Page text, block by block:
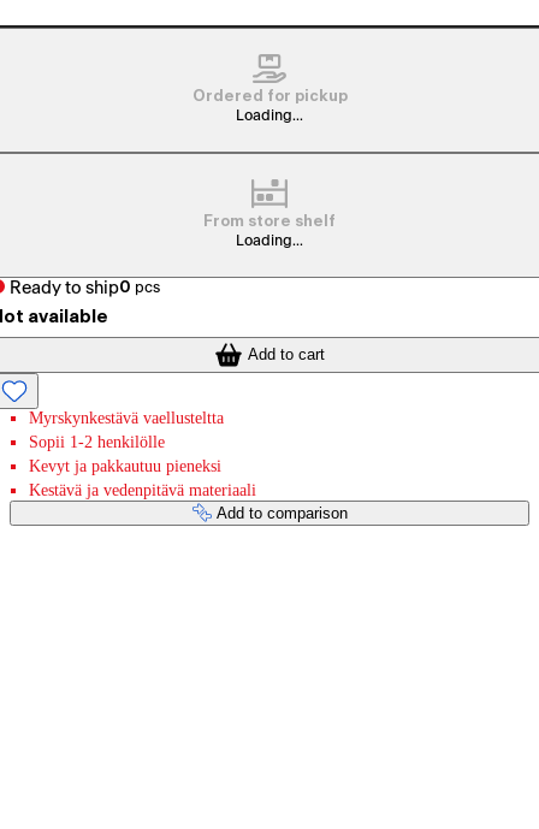
Ordered for pickup
Loading...
From store shelf
Loading...
Ready to ship0 pcs
available
Add to cart
Myrskynkestävä vaellusteltta
Sopii 1-2 henkilölle
Kevyt ja pakkautuu pieneksi
Kestävä ja vedenpitävä materiaali
Add to comparison